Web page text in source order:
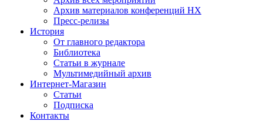
Архив материалов конференций НХ
Пресс-релизы
История
От главного редактора
Библиотека
Статьи в журнале
Мультимедийный архив
Интернет-Магазин
Статьи
Подписка
Контакты